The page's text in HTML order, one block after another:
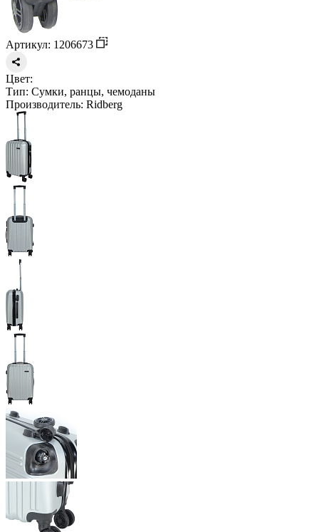
Артикул: 1206673
Цвет:
Тип: Сумки, ранцы, чемоданы
Производитель: Ridberg